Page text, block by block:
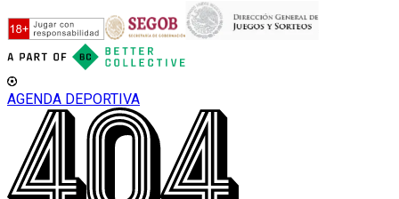
AGENDA DEPORTIVA